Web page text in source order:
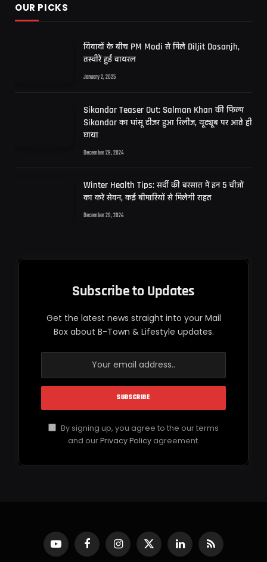
OUR PICKS
विवादों के बीच PM Modi से मिले Diljit Dosanjh,
तस्वीरें हुईं वायरल
January 2, 2025
Sikandar Teaser Out: Salman Khan की फिल्म
Sikandar का धांसू टीजर हुआ रिलीज, यूट्यूब पर आते ही
छाया
December 29, 2024
Winter Health Tips: सर्दी की बरसात में इन 5 चीजों
का करें सेवन, कई बीमारियों से मिलेगी राहत
December 29, 2024
Subscribe to Updates
Get the latest news straight into your Mail
Box about B-Town & Lifestyle updates.
By signing up, you agree to the our terms
and ourPrivacy Policyagreement.
YouTubeFacebookInstagram
X
LinkedInRSS